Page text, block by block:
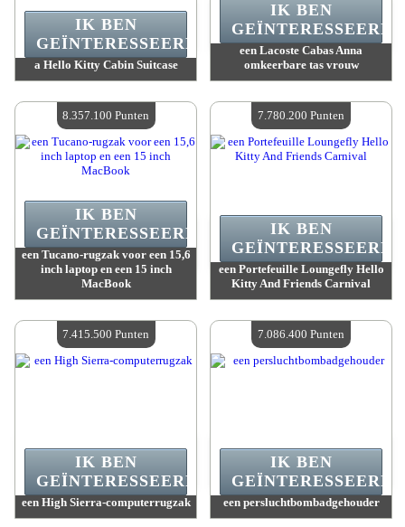
a Hello Kitty Cabin Suitcase
Beschikbare hoeveelheid :4
IK BEN
GEÏNTERESSEERD.
een Lacoste Cabas Anna
omkeerbare tas vrouw
Beschikbare hoeveelheid :4
IK BEN
GEÏNTERESSEERD.
een Tucano-rugzak voor een 15,6
inch laptop en een 15 inch
MacBook
Beschikbare hoeveelheid :4
IK BEN
GEÏNTERESSEERD.
8.357.100 Punten
een Portefeuille Loungefly Hello
Kitty And Friends Carnival
Beschikbare hoeveelheid :4
IK BEN
GEÏNTERESSEERD.
7.780.200 Punten
een High Sierra-computerrugzak
IK BEN
GEÏNTERESSEERD.
7.415.500 Punten
een persluchtbombadgehouder
IK BEN
GEÏNTERESSEERD.
7.086.400 Punten